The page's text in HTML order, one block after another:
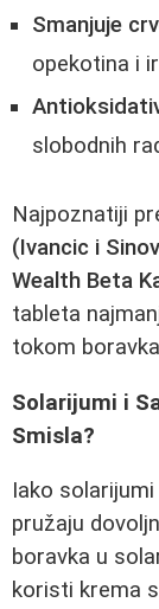
Smanjuje
opekotina i
slobodnih
Najpoznatiji
(Ivancic i
Wealth Beta
tableta
tokom
Solarijumi i
Smisla?
Iako
pružaju
boravka u
koristi krema